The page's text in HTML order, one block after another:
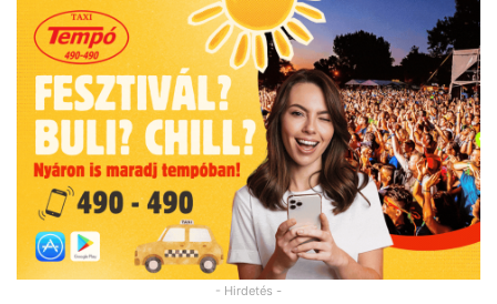
- Hirdetés -